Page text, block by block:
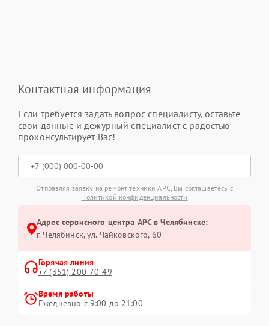
Контактная информация
Если требуется задать вопрос специалисту, оставьте
свои данные и дежурный специалист с радостью
проконсультирует Вас!
Отправляя заявку на ремонт техники APC, Вы соглашаетесь с
Политикой конфиденциальности
Адрес сервисного центра APC в Челябинске:
г. Челябинск, ул. Чайковского, 60
Горячая линия
+7 (351) 200-70-49
Время работы
Ежедневно с 9:00 до 21:00